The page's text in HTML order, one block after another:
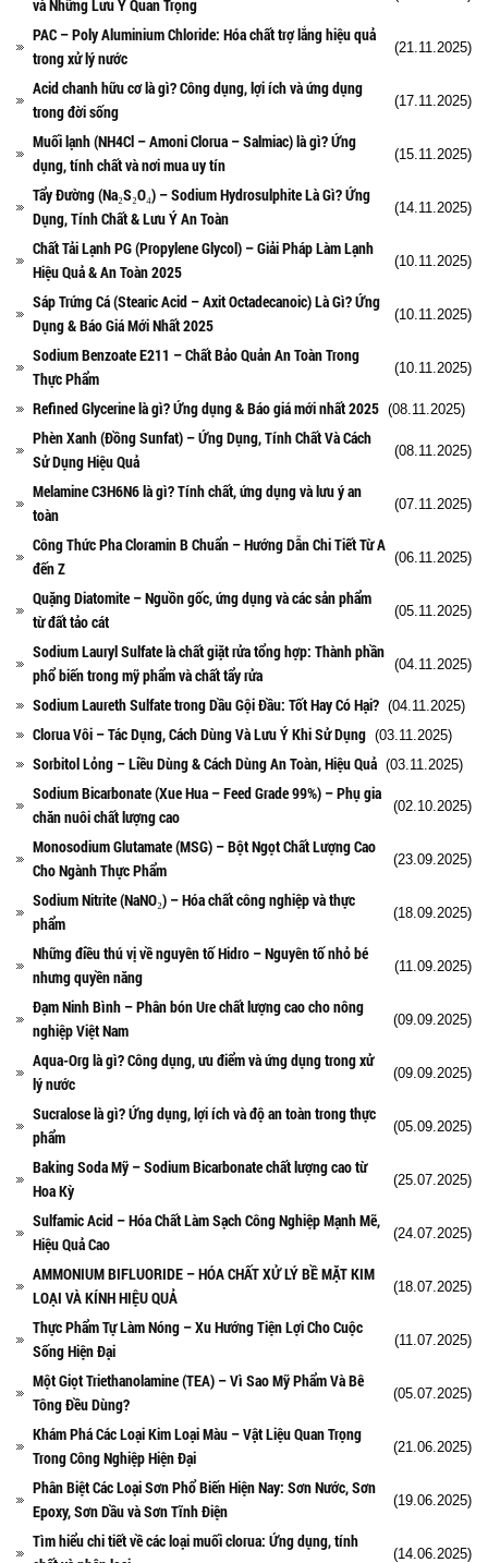
và Những Lưu Ý Quan Trọng
PAC – Poly Aluminium Chloride: Hóa chất trợ lắng hiệu quả
trong xử lý nước
(21.11.2025)
Acid chanh hữu cơ là gì? Công dụng, lợi ích và ứng dụng
trong đời sống
(17.11.2025)
Muối lạnh (NH4Cl – Amoni Clorua – Salmiac) là gì? Ứng
dụng, tính chất và nơi mua uy tín
(15.11.2025)
Tẩy Đường (Na₂S₂O₄) – Sodium Hydrosulphite Là Gì? Ứng
Dụng, Tính Chất & Lưu Ý An Toàn
(14.11.2025)
Chất Tải Lạnh PG (Propylene Glycol) – Giải Pháp Làm Lạnh
Hiệu Quả & An Toàn 2025
(10.11.2025)
Sáp Trứng Cá (Stearic Acid – Axit Octadecanoic) Là Gì? Ứng
Dụng & Báo Giá Mới Nhất 2025
(10.11.2025)
Sodium Benzoate E211 – Chất Bảo Quản An Toàn Trong
Thực Phẩm
(10.11.2025)
Refined Glycerine là gì? Ứng dụng & Báo giá mới nhất 2025 (08.11.2025)
Phèn Xanh (Đồng Sunfat) – Ứng Dụng, Tính Chất Và Cách
Sử Dụng Hiệu Quả
(08.11.2025)
Melamine C3H6N6 là gì? Tính chất, ứng dụng và lưu ý an
toàn
(07.11.2025)
Công Thức Pha Cloramin B Chuẩn – Hướng Dẫn Chi Tiết Từ A
đến Z
(06.11.2025)
Quặng Diatomite – Nguồn gốc, ứng dụng và các sản phẩm
từ đất tảo cát
(05.11.2025)
Sodium Lauryl Sulfate là chất giặt rửa tổng hợp: Thành phần
phổ biến trong mỹ phẩm và chất tẩy rửa
(04.11.2025)
Sodium Laureth Sulfate trong Dầu Gội Đầu: Tốt Hay Có Hại? (04.11.2025)
Clorua Vôi – Tác Dụng, Cách Dùng Và Lưu Ý Khi Sử Dụng (03.11.2025)
Sorbitol Lỏng – Liều Dùng & Cách Dùng An Toàn, Hiệu Quả (03.11.2025)
Sodium Bicarbonate (Xue Hua – Feed Grade 99%) – Phụ gia
chăn nuôi chất lượng cao
(02.10.2025)
Monosodium Glutamate (MSG) – Bột Ngọt Chất Lượng Cao
Cho Ngành Thực Phẩm
(23.09.2025)
Sodium Nitrite (NaNO₂) – Hóa chất công nghiệp và thực
phẩm
(18.09.2025)
Những điều thú vị về nguyên tố Hidro – Nguyên tố nhỏ bé
nhưng quyền năng
(11.09.2025)
Đạm Ninh Bình – Phân bón Ure chất lượng cao cho nông
nghiệp Việt Nam
(09.09.2025)
Aqua-Org là gì? Công dụng, ưu điểm và ứng dụng trong xử
lý nước
(09.09.2025)
Sucralose là gì? Ứng dụng, lợi ích và độ an toàn trong thực
phẩm
(05.09.2025)
Baking Soda Mỹ – Sodium Bicarbonate chất lượng cao từ
Hoa Kỳ
(25.07.2025)
Sulfamic Acid – Hóa Chất Làm Sạch Công Nghiệp Mạnh Mẽ,
Hiệu Quả Cao
(24.07.2025)
AMMONIUM BIFLUORIDE – HÓA CHẤT XỬ LÝ BỀ MẶT KIM
LOẠI VÀ KÍNH HIỆU QUẢ
(18.07.2025)
Thực Phẩm Tự Làm Nóng – Xu Hướng Tiện Lợi Cho Cuộc
Sống Hiện Đại
(11.07.2025)
Một Giọt Triethanolamine (TEA) – Vì Sao Mỹ Phẩm Và Bê
Tông Đều Dùng?
(05.07.2025)
Khám Phá Các Loại Kim Loại Màu – Vật Liệu Quan Trọng
Trong Công Nghiệp Hiện Đại
(21.06.2025)
Phân Biệt Các Loại Sơn Phổ Biến Hiện Nay: Sơn Nước, Sơn
Epoxy, Sơn Dầu và Sơn Tĩnh Điện
(19.06.2025)
Tìm hiểu chi tiết về các loại muối clorua: Ứng dụng, tính
(14.06.2025)